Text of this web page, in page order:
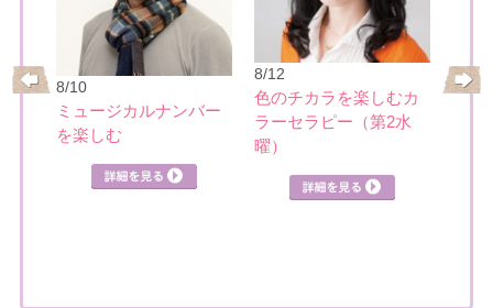
の
8/10
ミュージカルナンバー
を楽しむ
8/12
色のチカラを楽しむカ
ラーセラピー（第2水
曜）
8/21
基本